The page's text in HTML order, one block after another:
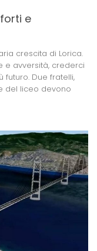
e
crescita di Lorica.
e avversità, crederci
Due fratelli,
del liceo devono